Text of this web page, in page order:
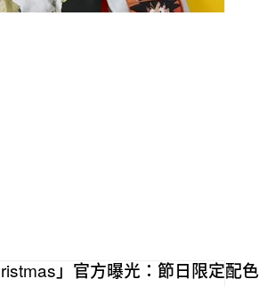
」官方曝光：節日限定配色